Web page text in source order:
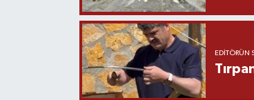
EDITÖRÜN